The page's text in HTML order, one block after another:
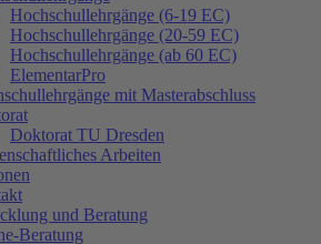
Hochschullehrgänge (6-19 EC)
Hochschullehrgänge (20-59 EC)
Hochschullehrgänge (ab 60 EC)
ElementarPro
mit Masterabschluss
Doktorat TU Dresden
Arbeiten
und Beratung
Beratung